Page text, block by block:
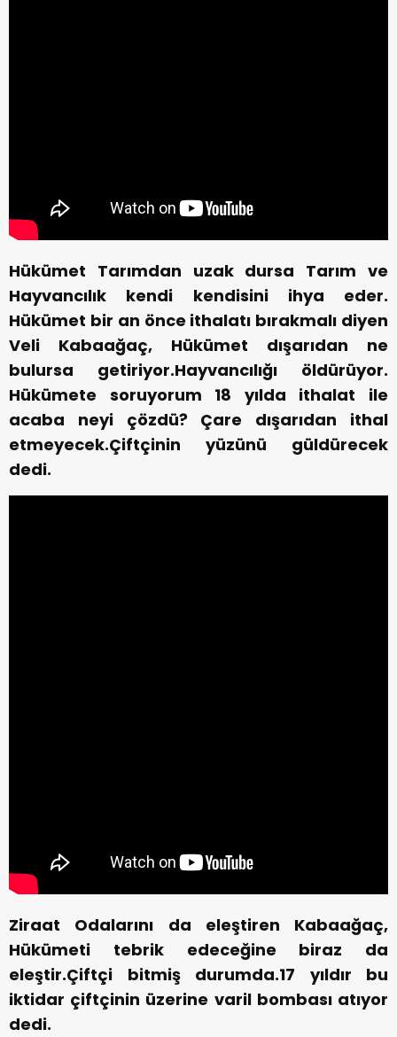
Hükümet Tarımdan uzak dursa Tarım ve
Hayvancılık kendi kendisini ihya eder.
Hükümet bir an önce ithalatı bırakmalı diyen
Veli Kabaağaç, Hükümet dışarıdan ne
bulursa getiriyor.Hayvancılığı öldürüyor.
Hükümete soruyorum 18 yılda ithalat ile
acaba neyi çözdü? Çare dışarıdan ithal
etmeyecek.Çiftçinin yüzünü güldürecek
dedi.
Ziraat Odalarını da eleştiren Kabaağaç,
Hükümeti tebrik edeceğine biraz da
eleştir.Çiftçi bitmiş durumda.17 yıldır bu
iktidar çiftçinin üzerine varil bombası atıyor
dedi.